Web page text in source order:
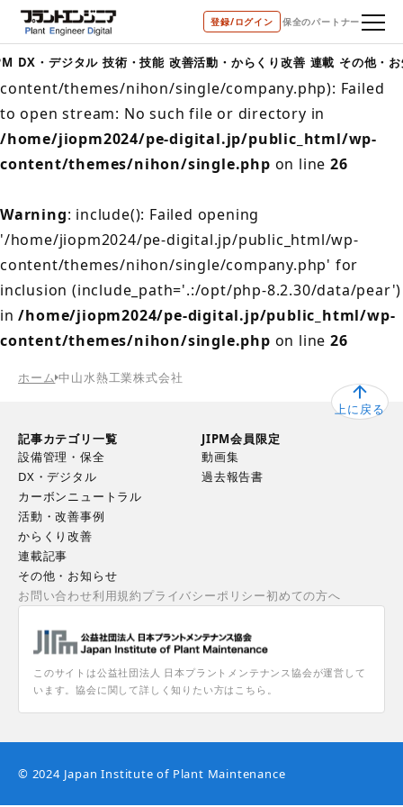
登録/ログイン 保全のパートナー
DX・デジタル 技術・技能 改善活動・からくり改善 連載 その他・
Warning: include(/home/jiopm2024/pe-
digital.jp/public_html/wp-
content/themes/nihon/single/company.php): Failed
to open stream: No such file or directory in
/home/jiopm2024/pe-digital.jp/public_html/wp-
content/themes/nihon/single.php on line26
Warning: include(): Failed opening
'/home/jiopm2024/pe-digital.jp/public_html/wp-
content/themes/nihon/single/company.php' for
inclusion (include_path='.:/opt/php-8.2.30/data/pear')
in/home/jiopm2024/pe-digital.jp/public_html/wp-
content/themes/nihon/single.php on line26
ホーム 中山水熱工業株式会社
上に戻る
このサイトは公益社団法人 日本プラントメンテナンス協会が運営して
います。協会に関して詳しく知りたい方はこちら。
記事カテゴリ一覧
設備管理・保全
DX・デジタル
カーボンニュートラル
活動・改善事例
からくり改善
連載記事
その他・お知らせ
JIPM会員限定
動画集
過去報告書
お問い合わせ利用規約プライバシーポリシー初めての方へ
© 2024 Japan Institute of Plant Maintenance